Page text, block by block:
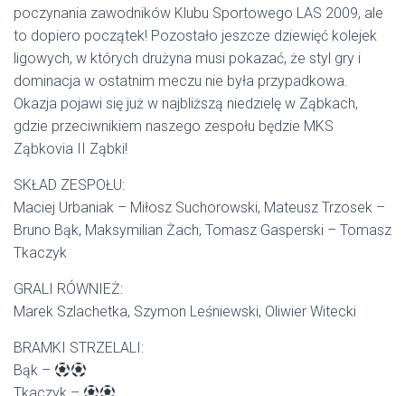
poczynania zawodników Klubu Sportowego LAS 2009, ale
to dopiero początek! Pozostało jeszcze dziewięć kolejek
ligowych, w których drużyna musi pokazać, że styl gry i
dominacja w ostatnim meczu nie była przypadkowa.
Okazja pojawi się już w najbliższą niedzielę w Ząbkach,
gdzie przeciwnikiem naszego zespołu będzie MKS
Ząbkovia II Ząbki!
SKŁAD ZESPOŁU:
Maciej Urbaniak – Miłosz Suchorowski, Mateusz Trzosek –
Bruno Bąk, Maksymilian Żach, Tomasz Gasperski – Tomasz
Tkaczyk
GRALI RÓWNIEŻ:
Marek Szlachetka, Szymon Leśniewski, Oliwier Witecki
BRAMKI STRZELALI:
Bąk –